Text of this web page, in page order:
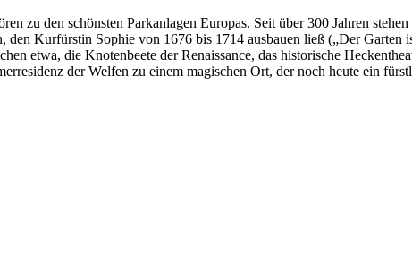
zu den schönsten Parkanlagen Europas. Seit über 300 Jahren
den Kurfürstin Sophie von 1676 bis 1714 ausbauen ließ („Der
etwa, die Knotenbeete der Renaissance, das historische
der Welfen zu einem magischen Ort, der noch heute ein